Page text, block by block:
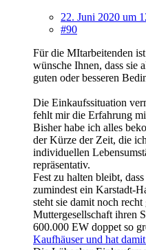
22. Juni 2020 um
#90
Für die MItarbeitenden
wünsche Ihnen, dass sie
guten oder besseren
Die Einkaufssituation
fehlt mir die Erfahrung
Bisher habe ich alles
der Kürze der Zeit, die
individuellen
repräsentativ.
Fest zu halten bleibt,
zumindest ein Karstadt-
steht sie damit noch
Muttergesellschaft ihren
600.000 EW doppet so
Kaufhäuser und hat